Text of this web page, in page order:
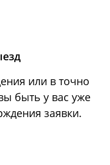
или в точно
быть у вас уже
заявки.